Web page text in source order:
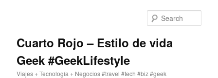
Cuarto Rojo – Estilo de vida
Geek #GeekLifestyle
Viajes + Tecnología + Negocios #travel #tech #biz #geek